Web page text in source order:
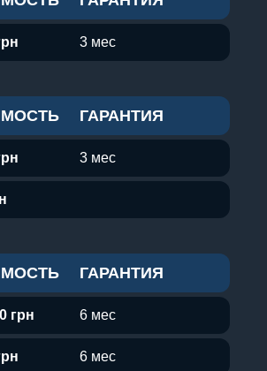
3 мес
ГАРАНТИЯ
3 мес
ГАРАНТИЯ
грн 6 мес
6 мес